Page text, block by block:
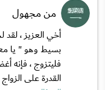
من مجهول
أخي العزيز ،
بسيط وهو " يا
فليتزوج ، فإنه
القدرة على